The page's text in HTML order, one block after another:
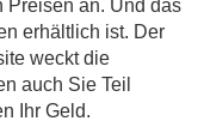
Preisen an. Und das
erhältlich ist. Der
weckt die
auch Sie Teil
Ihr Geld.